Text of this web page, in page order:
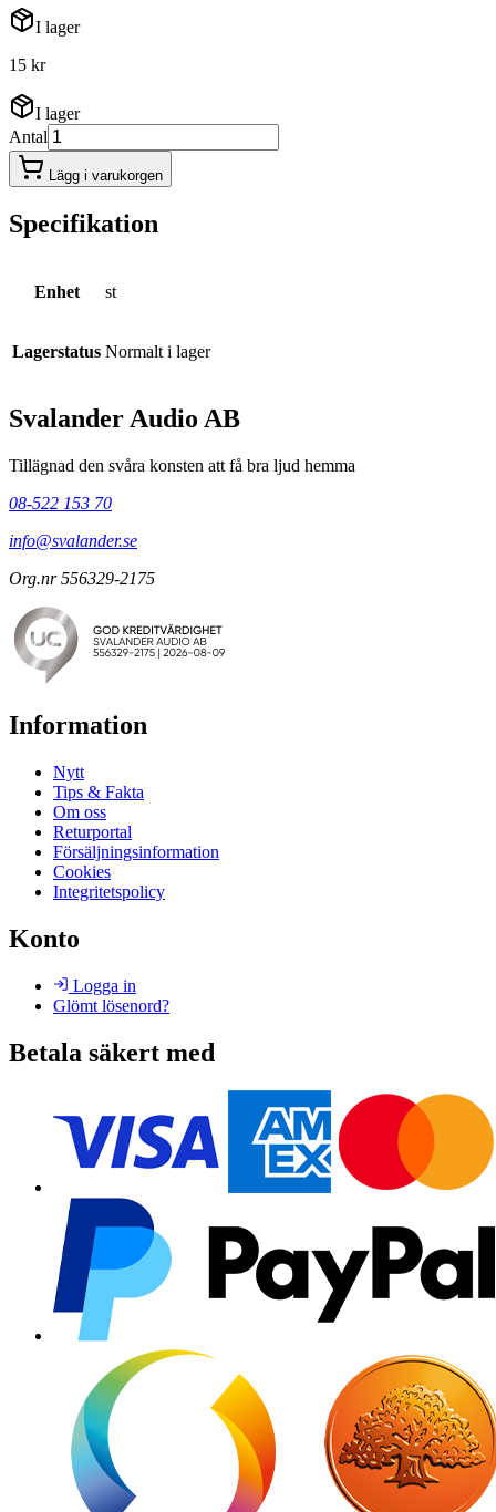
I lager
15 kr
I lager
Antal
Lägg i varukorgen
Specifikation
Enhet st
Lagerstatus Normalt i lager
Svalander Audio AB
Tillägnad den svåra konsten att få bra ljud hemma
08-522 153 70
info@svalander.se
Org.nr 556329-2175
Information
Nytt
Tips & Fakta
Om oss
Returportal
Försäljningsinformation
Cookies
Integritetspolicy
Konto
Logga in
Glömt lösenord?
Betala säkert med